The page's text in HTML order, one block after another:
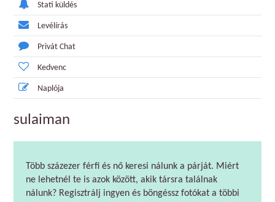
Stati küldés
Levélírás
Privát Chat
Kedvenc
Naplója
sulaiman
Több százezer férfi és nő keresi nálunk a párját. Miért
ne lehetnél te is azok között, akik társra találnak
nálunk? Regisztrálj ingyen és böngéssz fotókat a többi